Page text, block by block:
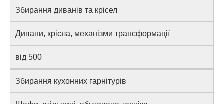
Збирання диванів та крісел
Дивани, крісла, механізми трансформації
від 500
Збирання кухонних гарнітурів